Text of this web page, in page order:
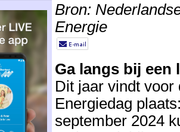
Bron:
Energie
Ga langs bij
Dit jaar vindt voor
Energiedag
september 2024